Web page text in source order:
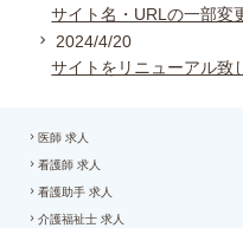
サイト名・URLの一部変
2024/4/20
サイトをリニューアル致
医師 求人
看護師 求人
看護助手 求人
介護福祉士 求人